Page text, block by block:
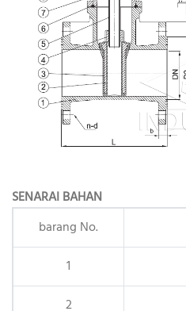
SENARAI BAHAN
barang No.
1
2